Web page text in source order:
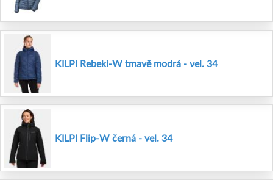
KILPI Rebeki-W tmavě modrá - vel. 34
KILPI Flip-W černá - vel. 34